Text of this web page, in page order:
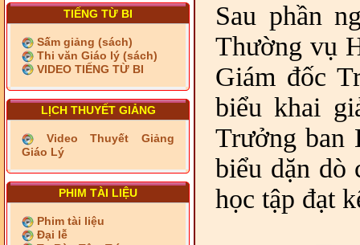
TIẾNG TỪ BI
Sấm giảng (sách)
Thi văn Giáo lý (sách)
VIDEO TIẾNG TỪ BI
LỊCH THUYẾT GIẢNG
Video Thuyết Giảng
Giáo Lý
PHIM TÀI LIỆU
Phim tài liệu
Đại lễ
Sau phần
Thường vụ
Giám đốc
biểu khai
Trưởng ban
biểu dặn dò
học tập đạt